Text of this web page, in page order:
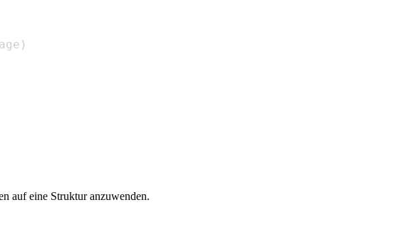
)
auf eine Struktur anzuwenden.